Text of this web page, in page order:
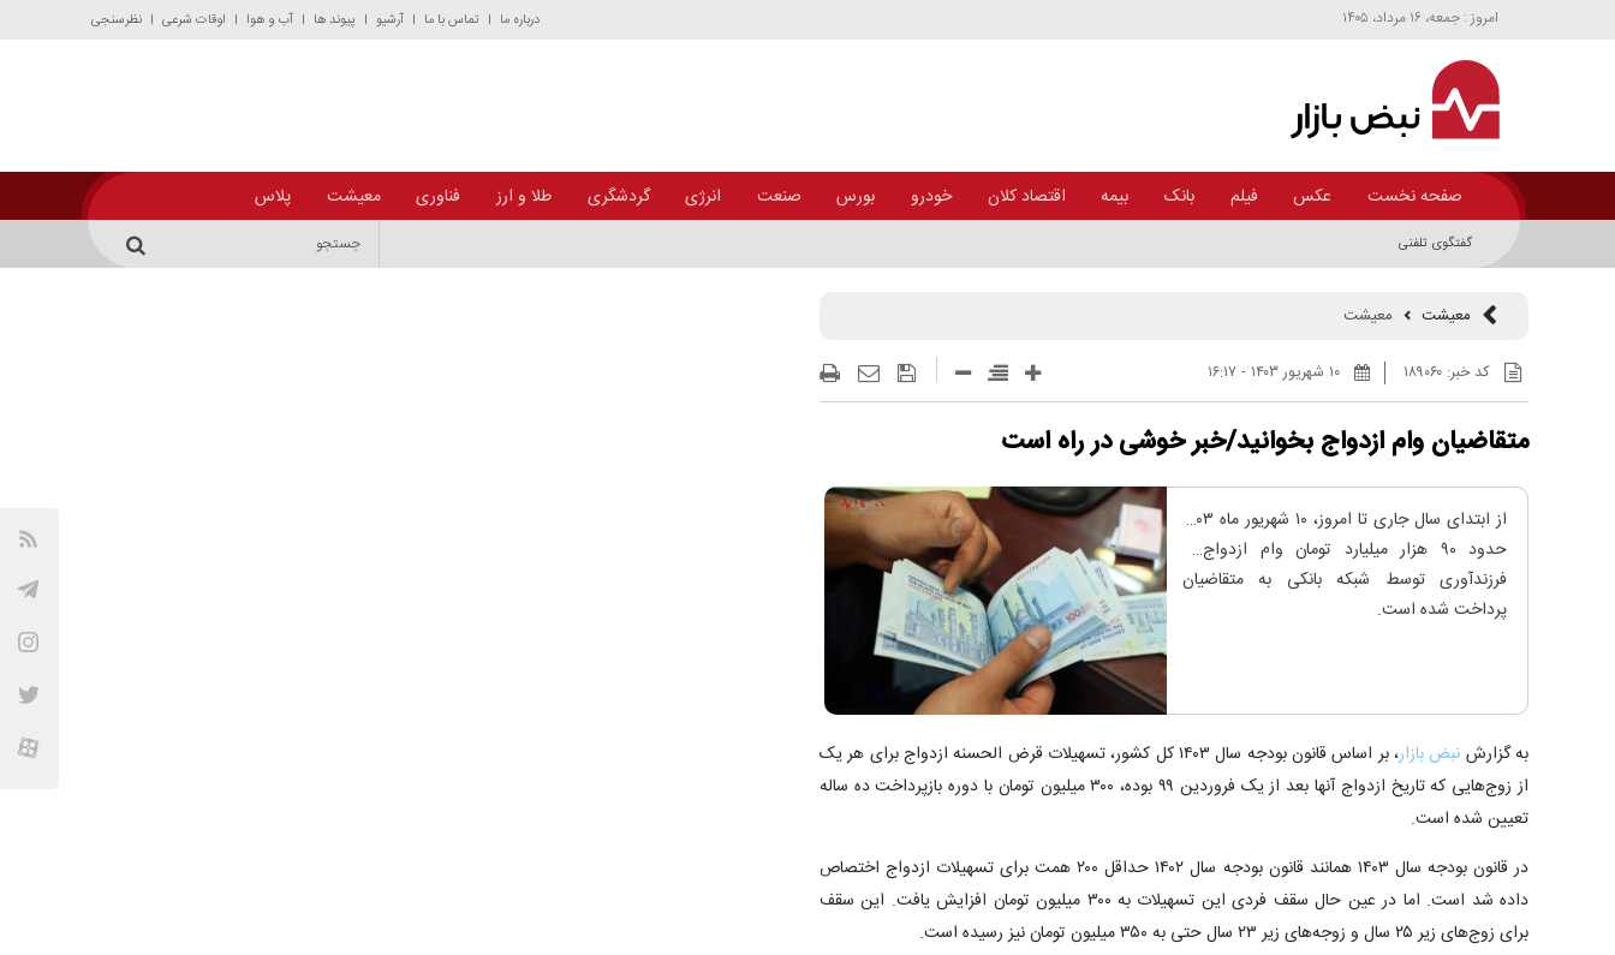
امروز : جمعه، ۱۶ مرداد، ۱۴۰۵ درباره ما تماس با ما آرشیو پیوند ها آب و هوا اوقات شرعی نظرسنجی
صفحه نخست عکس فیلم بانک بیمه اقتصاد کلان خودرو بورس صنعت انرژی گردشگری طلا و ارز فناوری معیشت پلاس
گفتگوی تلفنی وزیر جهاد کشاورزی با رؤسای جهاد کشاورزی ۴ استان/ امنیت غذایی در سراسر کشور برقرار است
معیشت معیشت
کد خبر:۱۸۹۰۶۰ ۱۰ شهريور ۱۴۰۳ - ۱۶:۱۷
متقاضیان وام ازدواج بخوانید/خبر خوشی در راه است
از ابتدای سال جاری تا امروز، ۱۰ شهریور ماه ۱۴۰۳
حدود ۹۰ هزار میلیارد تومان وام ازدواج و
فرزندآوری توسط شبکه بانکی به متقاضیان
پرداخت شده است.
به گزارش نبض بازار
، بر اساس قانون بودجه سال ۱۴۰۳ کل کشور، تسهیلات قرض الحسنه ازدواج برای هر یک
از زوج‌هایی که تاریخ ازدواج آنها بعد از یک فروردین ۹۹ بوده، ۳۰۰ میلیون تومان با دوره بازپرداخت ده ساله
تعیین شده است.
در قانون بودجه سال ۱۴۰۳ همانند قانون بودجه سال ۱۴۰۲ حداقل ۲۰۰ همت برای تسهیلات ازدواج اختصاص
داده شد است. اما در عین حال سقف فردی این تسهیلات به ۳۰۰ میلیون تومان افزایش یافت. این سقف
برای زوج‌های زیر ۲۵ سال و زوجه‌های زیر ۲۳ سال حتی به ۳۵۰ میلیون تومان نیز رسیده است.